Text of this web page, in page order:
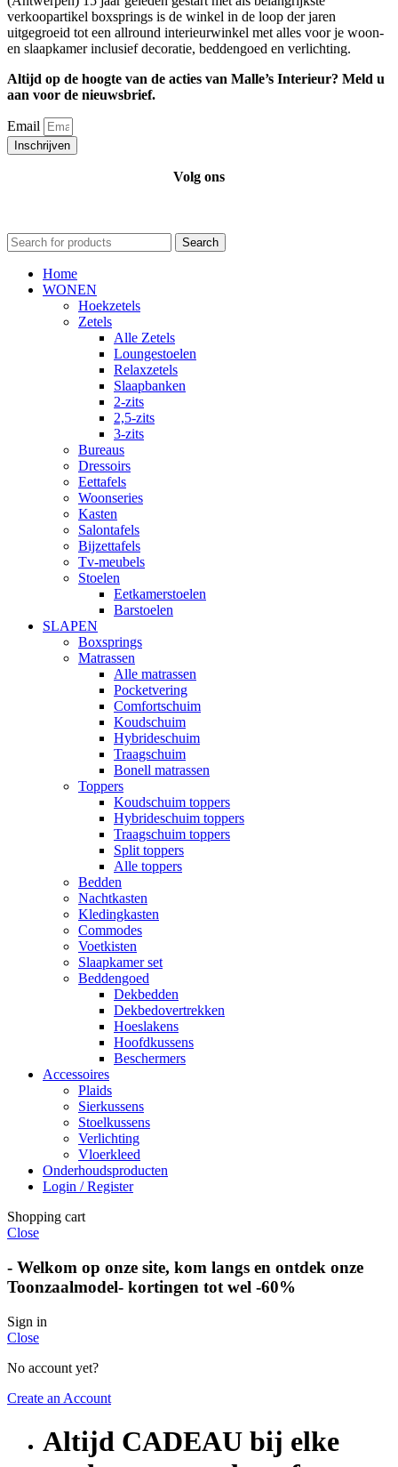
verkoopartikel boxsprings is de winkel in de loop der jaren
uitgegroeid tot een allround interieurwinkel met alles voor je woon-
en slaapkamer inclusief decoratie, beddengoed en verlichting.
Altijd op de hoogte van de acties van Malle’s Interieur? Meld u
aan voor de nieuwsbrief.
Email
Inschrijven
Volg ons
Search
Home
WONEN
Hoekzetels
Zetels
Alle Zetels
Loungestoelen
Relaxzetels
Slaapbanken
2-zits
2,5-zits
3-zits
Bureaus
Dressoirs
Eettafels
Woonseries
Kasten
Salontafels
Bijzettafels
Tv-meubels
Stoelen
Eetkamerstoelen
Barstoelen
SLAPEN
Boxsprings
Matrassen
Alle matrassen
Pocketvering
Comfortschuim
Koudschuim
Hybrideschuim
Traagschuim
Bonell matrassen
Toppers
Koudschuim toppers
Hybrideschuim toppers
Traagschuim toppers
Split toppers
Alle toppers
Bedden
Nachtkasten
Kledingkasten
Commodes
Voetkisten
Slaapkamer set
Beddengoed
Dekbedden
Dekbedovertrekken
Hoeslakens
Hoofdkussens
Beschermers
Accessoires
Plaids
Sierkussens
Stoelkussens
Verlichting
Vloerkleed
Onderhoudsproducten
Login / Register
Shopping cart
Close
- Welkom op onze site, kom langs en ontdek onze
Toonzaalmodel- kortingen tot wel -60%
Sign in
Close
No account yet?
Create an Account
Altijd CADEAU bij elke